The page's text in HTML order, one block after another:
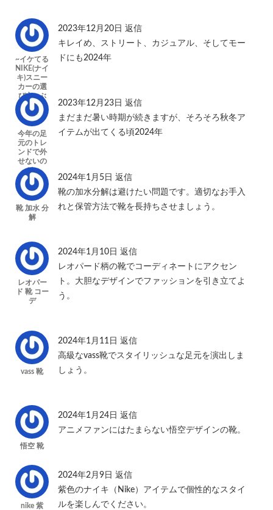
~イケてる
NIKE(ナイ
キ)スニー
カーの選
び方~ ぶ
っちゃけ
多す
2023年12月20日 返信
キレイめ、ストリート、カジュアル、そしてモー
ドにも2024年
今年の足
元のトレ
ンドで外
せないの
が…
2023年12月23日 返信
まだまだ暑い時期が続きますが、そろそろ秋冬ア
イテムが出てくる頃2024年
靴 加水 分
解
2024年1月5日 返信
靴の加水分解は避けたい問題です。適切なお手入
れと保管方法で靴を長持ちさせましょう。
レオパー
ド 靴 コー
デ
2024年1月10日 返信
レオパード柄の靴でコーディネートにアクセン
ト。大胆なデザインでファッションを引き立てよ
う。
vass 靴
2024年1月11日 返信
高級なvass靴でスタイリッシュな足元を演出しま
しょう。
悟空 靴
2024年1月24日 返信
アニメファンにはたまらない悟空デザインの靴。
nike 紫
2024年2月9日 返信
紫色のナイキ（Nike）アイテムで個性的なスタイ
ルを楽しんでください。